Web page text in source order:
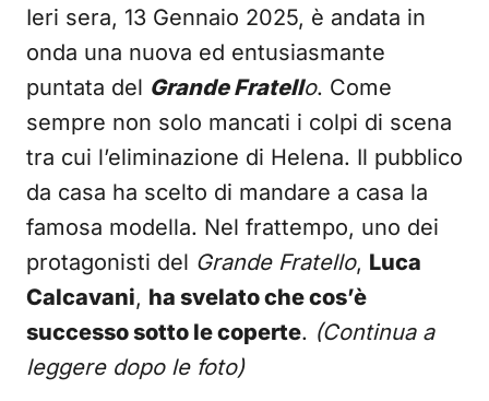
Ieri sera, 13 Gennaio 2025, è andata in
onda una nuova ed entusiasmante
puntata del Grande Fratello. Come
sempre non solo mancati i colpi di scena
tra cui l’eliminazione di Helena. Il pubblico
da casa ha scelto di mandare a casa la
famosa modella. Nel frattempo, uno dei
protagonisti del Grande Fratello, Luca
Calcavani, ha svelato che cos’è
successo sotto le coperte. (Continua a
leggere dopo le foto)